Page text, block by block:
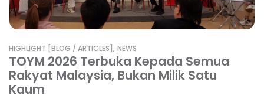
HIGHLIGHT [BLOG / ARTICLES] , NEWS
TOYM 2026 Terbuka Kepada Semua
Rakyat Malaysia, Bukan Milik Satu
Kaum